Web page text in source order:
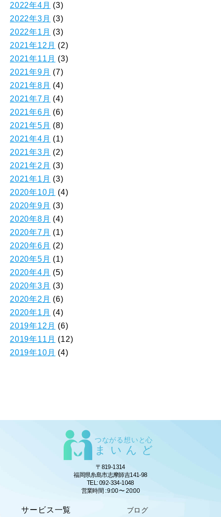
2022年4月 (3)
2022年3月 (3)
2022年1月 (3)
2021年12月 (2)
2021年11月 (3)
2021年9月 (7)
2021年8月 (4)
2021年7月 (4)
2021年6月 (6)
2021年5月 (8)
2021年4月 (1)
2021年3月 (2)
2021年2月 (3)
2021年1月 (3)
2020年10月 (4)
2020年9月 (3)
2020年8月 (4)
2020年7月 (1)
2020年6月 (2)
2020年5月 (1)
2020年4月 (5)
2020年3月 (3)
2020年2月 (6)
2020年1月 (4)
2019年12月 (6)
2019年11月 (12)
2019年10月 (4)
つながる想いと心
まいんど
〒819-1314
福岡県糸島市志摩師吉141-98
TEL: 092-334-1048
営業時間 : 9:00 〜 20:00
サービス一覧 ブログ